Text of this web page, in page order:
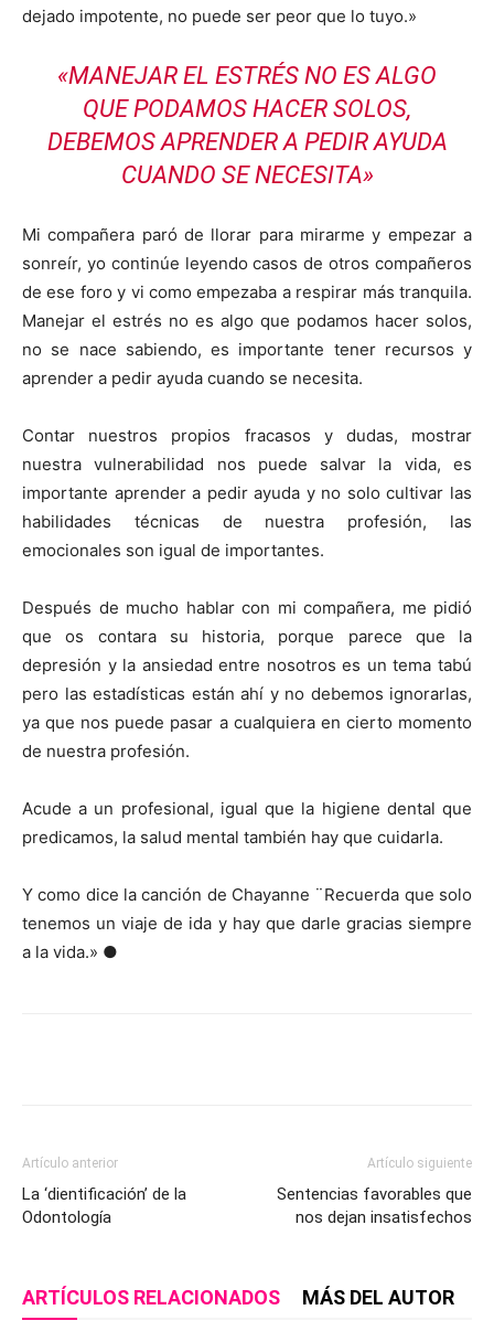
dejado impotente, no puede ser peor que lo tuyo.»
«MANEJAR EL ESTRÉS NO ES ALGO
QUE PODAMOS HACER SOLOS,
DEBEMOS APRENDER A PEDIR AYUDA
CUANDO SE NECESITA»
Mi compañera paró de llorar para mirarme y empezar a
sonreír, yo continúe leyendo casos de otros compañeros
de ese foro y vi como empezaba a respirar más tranquila.
Manejar el estrés no es algo que podamos hacer solos,
no se nace sabiendo, es importante tener recursos y
aprender a pedir ayuda cuando se necesita.
Contar nuestros propios fracasos y dudas, mostrar
nuestra vulnerabilidad nos puede salvar la vida, es
importante aprender a pedir ayuda y no solo cultivar las
habilidades técnicas de nuestra profesión, las
emocionales son igual de importantes.
Después de mucho hablar con mi compañera, me pidió
que os contara su historia, porque parece que la
depresión y la ansiedad entre nosotros es un tema tabú
pero las estadísticas están ahí y no debemos ignorarlas,
ya que nos puede pasar a cualquiera en cierto momento
de nuestra profesión.
Acude a un profesional, igual que la higiene dental que
predicamos, la salud mental también hay que cuidarla.
Y como dice la canción de Chayanne ¨Recuerda que solo
tenemos un viaje de ida y hay que darle gracias siempre
a la vida.» ●
Artículo anterior
La ‘dientificación’ de la
Odontología
Artículo siguiente
Sentencias favorables que
nos dejan insatisfechos
ARTÍCULOS RELACIONADOS MÁS DEL AUTOR